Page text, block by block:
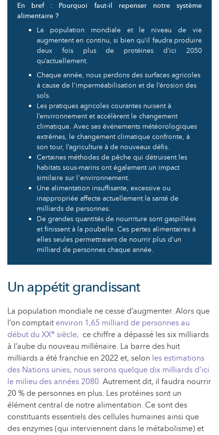
En bref : Pourquoi faut-il repenser notre système
alimentaire ?
La population mondiale et le niveau de vie
augmentent en continu, si bien qu’il faudra produire
deux fois plus de protéines d’ici 2050
qu’actuellement.
Chaque année, nous perdons des surfaces agricoles
à cause de l'imperméabilisation et de l’érosion des
sols.
Les pratiques agricoles courantes nuisent à
l’environnement et accélèrent le changement
climatique. Avec ses événements météorologiques
extrêmes, le changement climatique confronte, à
son tour, l’agriculture à de nouveaux défis.
Certaines méthodes de pêche qui détruisent les
habitats sous-marins ont également un impact
similaire sur l'environnement.
Une alimentation insuffisante, excessive ou
inappropriée affecte actuellement la santé de
milliards de personnes.
De grandes quantités de nourriture sont gaspillées
et finissent à la poubelle. Ces pertes alimentaires à
elles seules permettraient de nourrir plus d’un
milliard de personnes chaque année.
Un appétit grandissant
La population mondiale ne cesse d’augmenter. Alors que
l’on comptait environ 1,65 milliard de personnes au
début du XXe siècle, ce chiffre a dépassé les six milliards
à l’aube du nouveau millénaire. La barre des huit
milliards a été franchie en 2022 et, selon les estimations
des Nations unies, nous serons quelque dix milliards d’ici
le milieu des années 2080. Autrement dit, il faudra nourrir
20 % de personnes en plus. Les protéines sont un
élément central de notre alimentation. Ce sont des
constituants essentiels des cellules humaines ainsi que
des enzymes (qui interviennent dans le métabolisme) et